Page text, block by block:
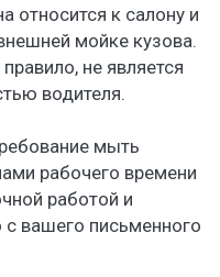
относится к салону и
мойке кузова.
не является
водителя.
мыть
рабочего времени
работой и
вашего письменного